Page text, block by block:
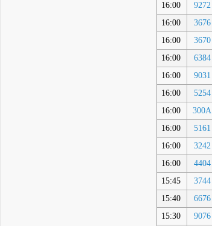
16:00
9272
16:00
3676
16:00
3670
16:00
6384
16:00
9031
16:00
5254
16:00
300A
16:00
5161
16:00
3242
16:00
4404
15:45
3744
15:40
6676
15:30
9076